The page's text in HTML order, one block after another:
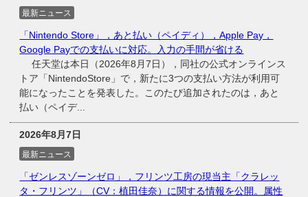
最新ニュース
「Nintendo Store」，あと払い（ペイディ），Apple Pay，
Google Payでの支払いに対応。入力の手間が省ける
任天堂は本日（2026年8月7日），同社の公式オンラインス
トア「NintendoStore」で，新たに3つの支払い方法が利用可
能になったことを発表した。このたび追加されたのは，あと
払い（ペイデ...
2026年8月7日
最新ニュース
「ゼンレスゾーンゼロ」，フリンツ工房の現当主「クラレッ
タ・フリンツ」（CV：植田佳奈）に関する情報を公開。属性